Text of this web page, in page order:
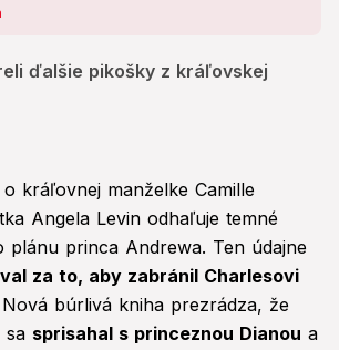
ďalšie pikošky z kráľovskej
kráľovnej manželke Camille
Angela Levin odhaľuje temné
plánu princa Andrewa. Ten údajne
za to, aby zabránil Charlesovi
búrlivá kniha prezrádza, že
sa sprisahal s princeznou Dianou a